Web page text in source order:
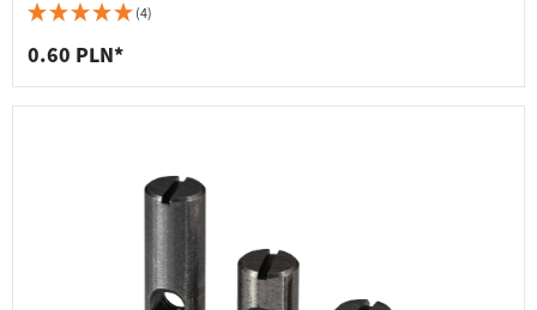
czarne, 7 x 50 mm
(4)
0.60 PLN*